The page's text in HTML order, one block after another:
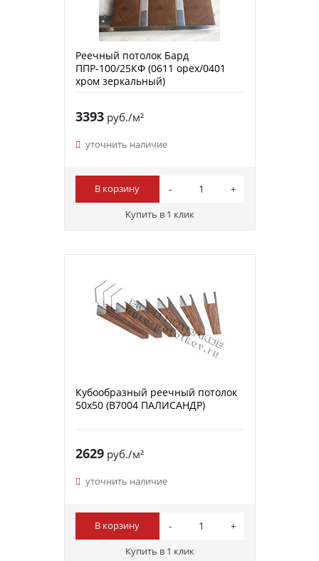
Реечный потолок Бард
ППР-100/25КФ (0611 орех/0401
хром зеркальный)
3393руб./м²
уточнить наличие
В корзину
Купить в 1 клик
Кубообразный реечный потолок
50х50 (B7004 ПАЛИСАНДР)
2629руб./м²
уточнить наличие
В корзину
Купить в 1 клик